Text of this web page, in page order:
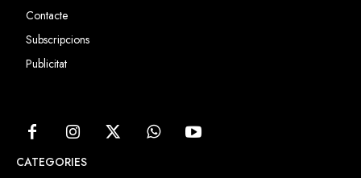
Contacte
Subscripcions
Publicitat
CATEGORIES